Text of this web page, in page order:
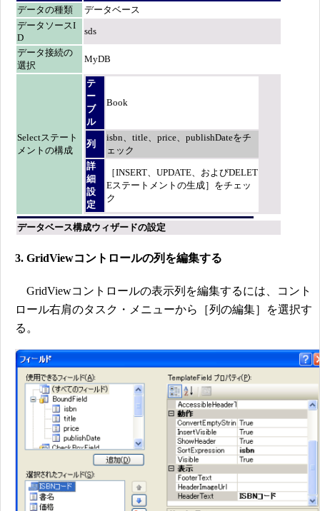
データの種類
データベース
データソースI
D
sds
データ接続の
選択
MyDB
Selectステート
メントの構成
テ
ー
ブ
ル
Book
列
isbn、title、price、publishDateをチ
ェック
詳
細
設
定
［INSERT、UPDATE、およびDELET
Eステートメントの生成］をチェッ
ク
データベース構成ウィザードの設定
3. GridViewコントロールの列を編集する
GridViewコントロールの表示列を編集するには、コント
ロール右肩のタスク・メニューから［列の編集］を選択す
る。